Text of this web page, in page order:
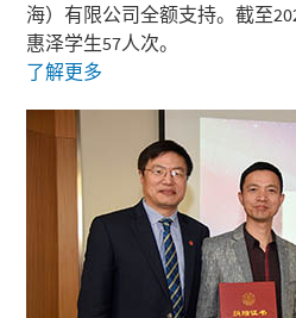
海）有限公司全额支持。截至
惠泽学生57人次。
了解更多